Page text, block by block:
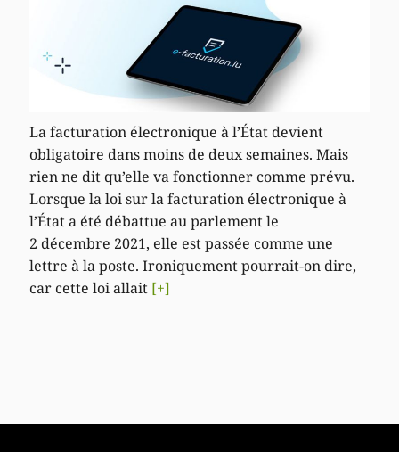
La facturation électronique à l’État devient
obligatoire dans moins de deux semaines. Mais
rien ne dit qu’elle va fonctionner comme prévu.
Lorsque la loi sur la facturation électronique à
l’État a été débattue au parlement le
2 décembre 2021, elle est passée comme une
lettre à la poste. Ironiquement pourrait-on dire,
car cette loi allait [+]